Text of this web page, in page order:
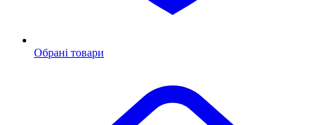
Обрані товари